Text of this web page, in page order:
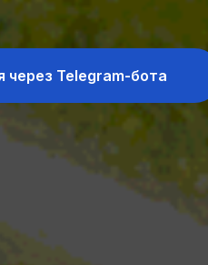
через Telegram-бота